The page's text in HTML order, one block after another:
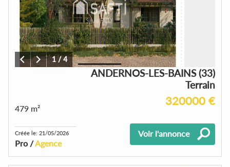
1/4
ANDERNOS-LES-BAINS (33)
Terrain
320000 €
479 m²
Créée le: 21/05/2026
Pro /Agence
Voir l'annonce